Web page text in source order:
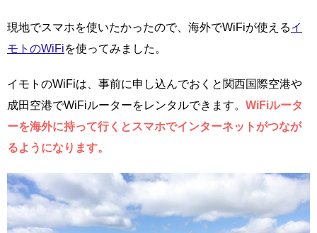
現地でスマホを使いたかったので、海外でWiFiが使えるイ
モトのWiFiを使ってみました。
イモトのWiFiは、事前に申し込んでおくと関西国際空港や
成田空港でWiFiルーターをレンタルできます。 WiFiルータ
ーを海外に持って行くとスマホでインターネットがつなが
るようになります。